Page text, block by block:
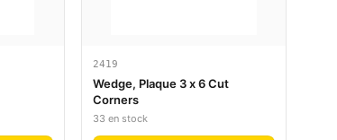
2419
Wedge, Plaque 3 x 6 Cut
Corners
33 en stock